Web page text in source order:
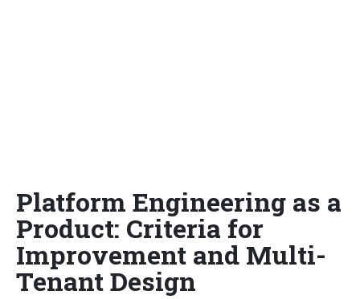
Platform Engineering as a
Product: Criteria for
Improvement and Multi-
Tenant Design